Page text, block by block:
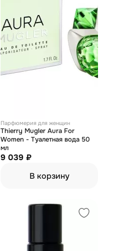
Парфюмерия для женщин
Thierry Mugler Aura For
Women - Туалетная вода 50
мл
9 039 ₽
В корзину